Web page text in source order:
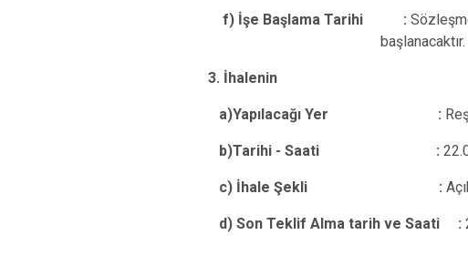
f) İşe Başlama Tarihi :
başlanacaktır.
3. İhalenin
a)Yapılacağı Yer :
b)Tarihi - Saati :
c) İhale Şekli :
d) Son Teklif Alma tarih ve Saati :